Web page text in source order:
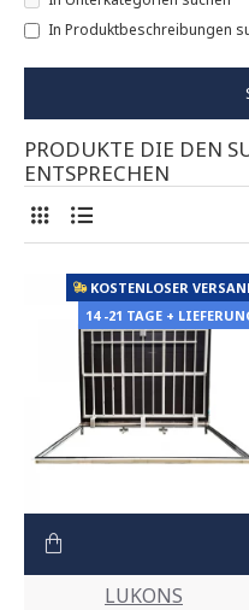
In Produktbeschreibungen
PRODUKTE DIE DEN
ENTSPRECHEN
KOSTENLOSER
14 -21 TAGE +
LUKONS